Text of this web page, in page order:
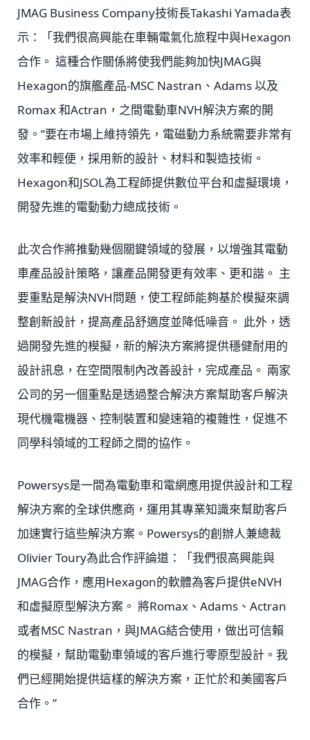
JMAG Business Company技術長Takashi Yamada表
示：「我們很高興能在車輛電氣化旅程中與Hexagon
合作。 這種合作關係將使我們能夠加快JMAG與
Hexagon的旗艦產品-MSC Nastran、Adams 以及
Romax 和Actran，之間電動車NVH解決方案的開
發。”要在市場上維持領先，電磁動力系統需要非常有
效率和輕便，採用新的設計、材料和製造技術。
Hexagon和JSOL為工程師提供數位平台和虛擬環境，
開發先進的電動動力總成技術。
此次合作將推動幾個關鍵領域的發展，以增強其電動
車產品設計策略，讓產品開發更有效率、更和諧。 主
要重點是解決NVH問題，使工程師能夠基於模擬來調
整創新設計，提高產品舒適度並降低噪音。 此外，透
過開發先進的模擬，新的解決方案將提供穩健耐用的
設計訊息，在空間限制內改善設計，完成產品。 兩家
公司的另一個重點是透過整合解決方案幫助客戶解決
現代機電機器、控制裝置和變速箱的複雜性，促進不
同學科領域的工程師之間的協作。
Powersys是一間為電動車和電網應用提供設計和工程
解決方案的全球供應商，運用其專業知識來幫助客戶
加速實行這些解決方案。Powersys的創辦人兼總裁
Olivier Toury為此合作評論道：「我們很高興能與
JMAG合作，應用Hexagon的軟體為客戶提供eNVH
和虛擬原型解決方案。 將Romax、Adams、Actran
或者MSC Nastran，與JMAG結合使用，做出可信賴
的模擬，幫助電動車領域的客戶進行零原型設計。我
們已經開始提供這樣的解決方案，正忙於和美國客戶
合作。”